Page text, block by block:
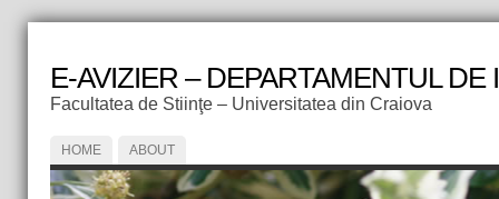
E-AVIZIER – DEPARTAMENTUL DE
Facultatea de Stiinţe – Universitatea din Craiova
HOME ABOUT